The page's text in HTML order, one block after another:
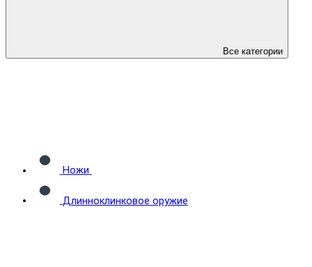
Все категории
Ножи
Длинноклинковое оружие